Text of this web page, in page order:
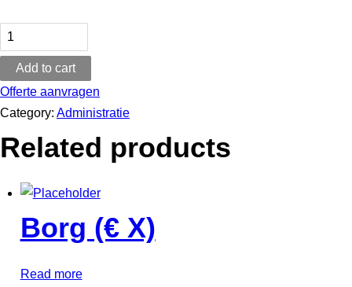
Test
(Huur)
quantity
Add to cart
Offerte aanvragen
Category: Administratie
Related products
Borg (€ X)
Read more